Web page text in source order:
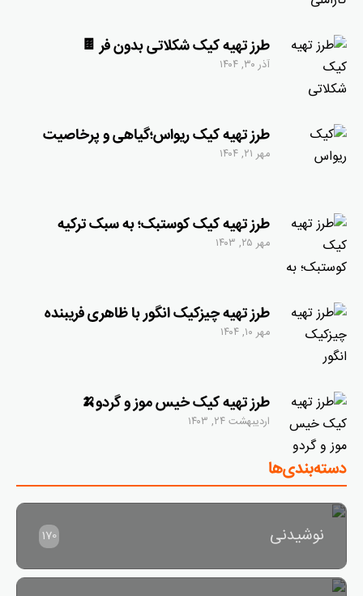
طرز تهیه کیک شکلاتی بدون فر 🍫
آذر ۳۰, ۱۴۰۴
طرز تهیه کیک ریواس؛گیاهی و پرخاصیت
مهر ۲۱, ۱۴۰۴
طرز تهیه کیک کوستبک؛ به سبک ترکیه
مهر ۲۵, ۱۴۰۳
طرز تهیه چیزکیک انگور با ظاهری فریبنده
مهر ۱۰, ۱۴۰۴
طرز تهیه کیک خیس موز و گردو🍌
اردیبهشت ۲۴, ۱۴۰۳
دسته‌بندی‌ها
نوشیدنی 170